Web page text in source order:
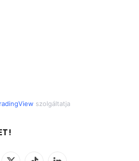
szolgáltatja